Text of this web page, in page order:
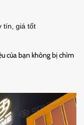
tín, giá tốt
của bạn không bị chìm